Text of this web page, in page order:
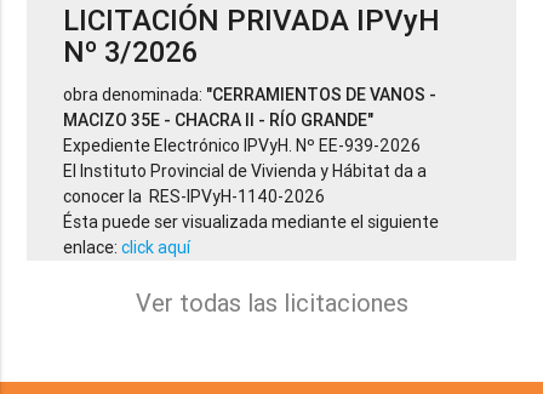
LICITACIÓN PRIVADA IPVyH
Nº 3/2026
obra denominada: "CERRAMIENTOS DE VANOS -
MACIZO 35E - CHACRA II - RÍO GRANDE"
Expediente Electrónico IPVyH. Nº EE-939-2026
El Instituto Provincial de Vivienda y Hábitat da a
conocer la RES-IPVyH-1140-2026
Ésta puede ser visualizada mediante el siguiente
enlace:click aquí
Ver todas las licitaciones